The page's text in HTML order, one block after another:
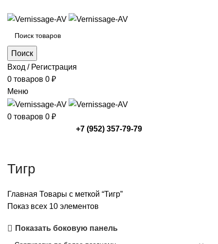
Поиск
Вход / Регистрация
0 товаров 0 ₽
Меню
0 товаров 0 ₽
+7 (952) 357-79-79
Тигр
Главная Товары с меткой “Тигр”
Показ всех 10 элементов
Показать боковую панель